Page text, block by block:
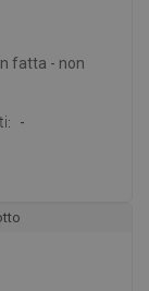
fatta - non
-